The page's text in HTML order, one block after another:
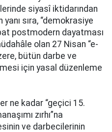
siyasî iktidarından
sıra, “demokrasiye
postmodern dayatması
olan 27 Nisan “e-
bütün darbe ve
için yasal düzenleme
ne kadar “geçici 15.
zırhı”na
ve darbecilerinin